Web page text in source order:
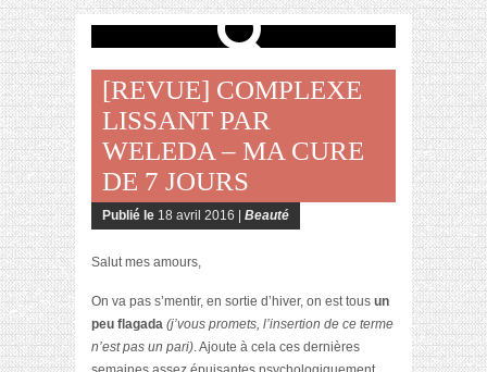
[REVUE] COMPLEXE
LISSANT PAR
WELEDA – MA CURE
DE 7 JOURS
Publié le 18 avril 2016 | Beauté
Salut mes amours,
On va pas s’mentir, en sortie d’hiver, on est tous un
peu flagada (j’vous promets, l’insertion de ce terme
n’est pas un pari). Ajoute à cela ces dernières